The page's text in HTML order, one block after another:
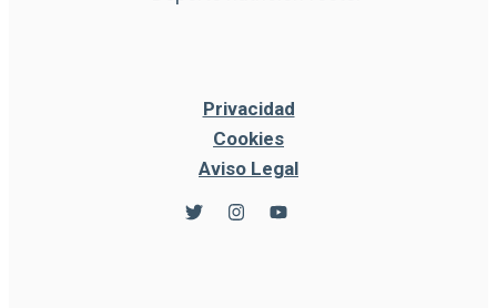
Privacidad
Cookies
Aviso Legal